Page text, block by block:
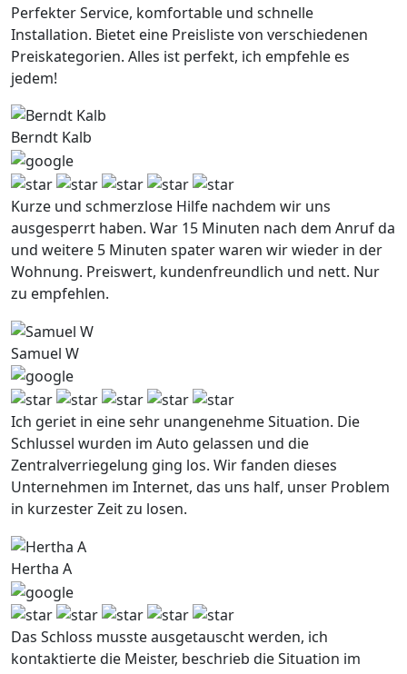
Perfekter Service, komfortable und schnelle
Installation. Bietet eine Preisliste von verschiedenen
Preiskategorien. Alles ist perfekt, ich empfehle es
jedem!
Berndt Kalb
Kurze und schmerzlose Hilfe nachdem wir uns
ausgesperrt haben. War 15 Minuten nach dem Anruf da
und weitere 5 Minuten spater waren wir wieder in der
Wohnung. Preiswert, kundenfreundlich und nett. Nur
zu empfehlen.
Samuel W
Ich geriet in eine sehr unangenehme Situation. Die
Schlussel wurden im Auto gelassen und die
Zentralverriegelung ging los. Wir fanden dieses
Unternehmen im Internet, das uns half, unser Problem
in kurzester Zeit zu losen.
Hertha A
Das Schloss musste ausgetauscht werden, ich
kontaktierte die Meister, beschrieb die Situation im